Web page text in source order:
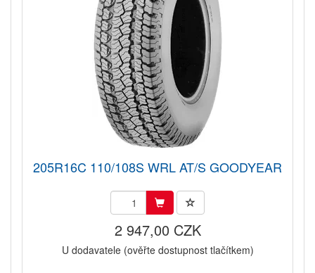
205R16C 110/108S WRL AT/S GOODYEAR
2 947,00 CZK
U dodavatele (ověřte dostupnost tlačítkem)